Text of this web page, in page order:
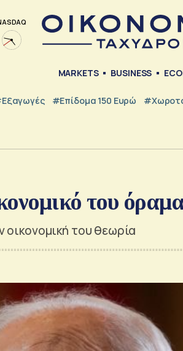
MARKETS BUSINESS
#Επίδομα 150 Ευρώ
του
του θεωρία